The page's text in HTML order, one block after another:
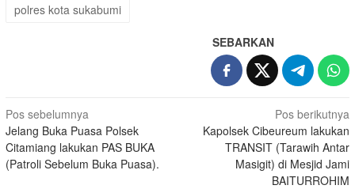
polres kota sukabumi
SEBARKAN
Navigasi
pos
Pos sebelumnya
Jelang Buka Puasa Polsek
Citamiang lakukan PAS BUKA
(Patroli Sebelum Buka Puasa).
Pos berikutnya
Kapolsek Cibeureum lakukan
TRANSIT (Tarawih Antar
Masigit) di Mesjid Jami
BAITURROHIM